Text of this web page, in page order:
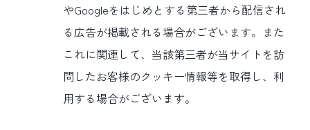
やGoogleをはじめとする第三者から配信され
る広告が掲載される場合がございます。また
これに関連して、当該第三者が当サイトを訪
問したお客様のクッキー情報等を取得し、利
用する場合がございます。